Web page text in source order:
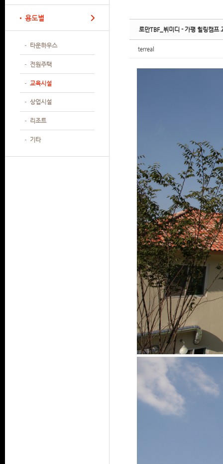
용도별
타운하우스
전원주택
교육시설
상업시설
리조트
기타
로만TBF_뷔미디 - 가평 힐링캠프
terreal